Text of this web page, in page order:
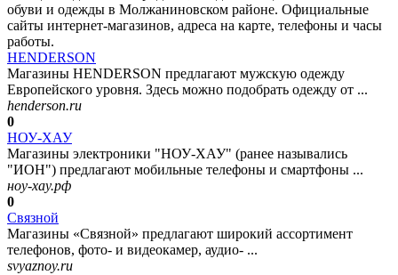
обуви и одежды в Молжаниновском районе. Официальные
сайты интернет-магазинов, адреса на карте, телефоны и часы
работы.
HENDERSON
Магазины HENDERSON предлагают мужскую одежду
Европейского уровня. Здесь можно подобрать одежду от ...
henderson.ru
0
НОУ-ХАУ
Магазины электроники "НОУ-ХАУ" (ранее назывались
"ИОН") предлагают мобильные телефоны и смартфоны ...
ноу-хау.рф
0
Связной
Магазины «Связной» предлагают широкий ассортимент
телефонов, фото- и видеокамер, аудио- ...
svyaznoy.ru